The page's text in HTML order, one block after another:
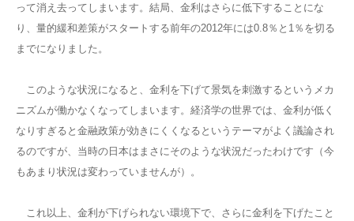
って消え去ってしまいます。結局、金利はさらに低下することにな
り、量的緩和差策がスタートする前年の2012年には0.8％と1％を切る
までになりました。
このような状況になると、金利を下げて景気を刺激するというメカ
ニズムが働かなくなってしまいます。経済学の世界では、金利が低く
なりすぎると金融政策が効きにくくなるというテーマがよく議論され
るのですが、当時の日本はまさにそのような状況だったわけです（今
もあまり状況は変わっていませんが）。
これ以上、金利が下げられない環境下で、さらに金利を下げたこと